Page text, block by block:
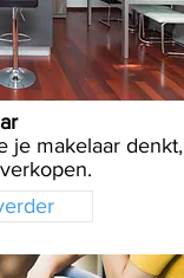
je makelaar denkt,